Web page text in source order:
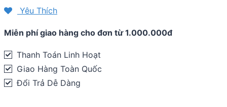
hình
trầy
Garmin
Forerunner
245
Yêu Thích
Miễn phí giao hàng cho đơn từ 1.000.000đ
Thanh Toán Linh Hoạt
Giao Hàng Toàn Quốc
Đổi Trả Dễ Dàng